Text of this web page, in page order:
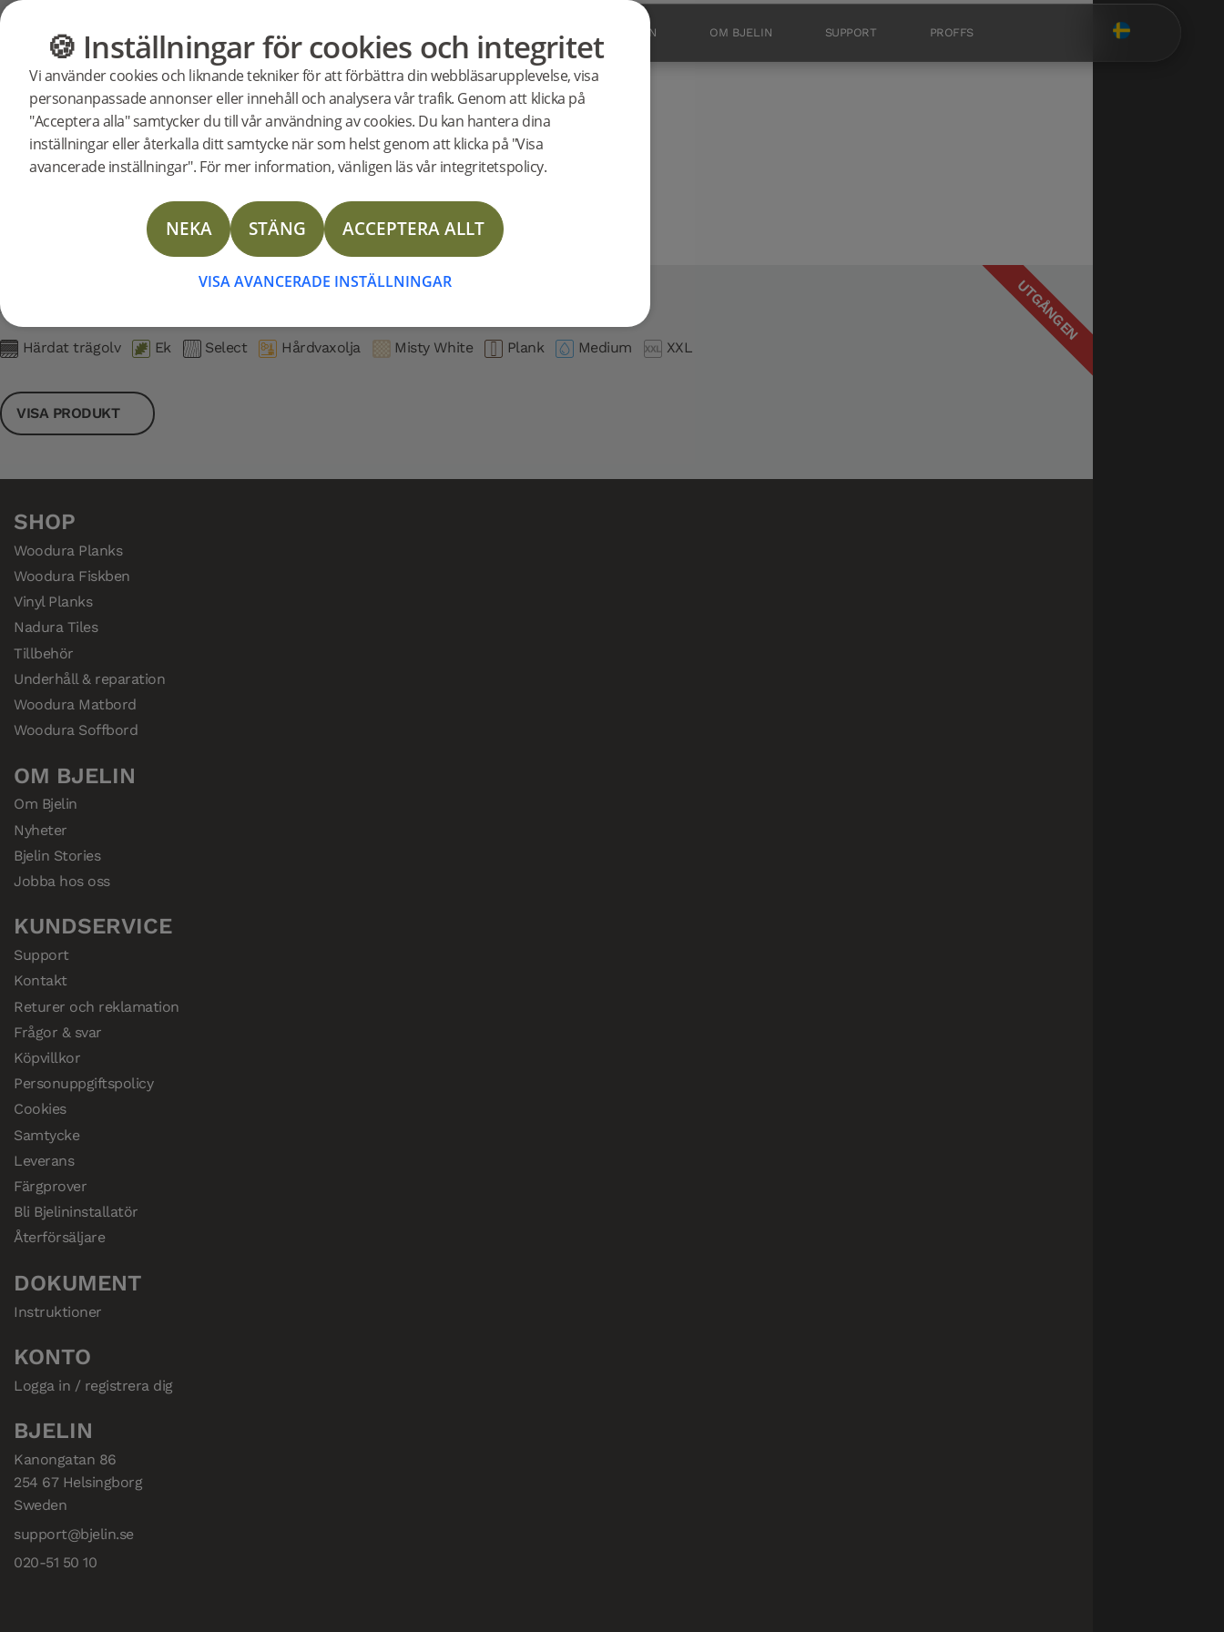
INSPIRATION OM BJELIN SUPPORT PROFFS
🍪 Inställningar för cookies och integritet
Vi använder cookies och liknande tekniker för att förbättra din webbläsarupplevelse, visa
personanpassade annonser eller innehåll och analysera vår trafik. Genom att klicka på
"Acceptera alla" samtycker du till vår användning av cookies. Du kan hantera dina
inställningar eller återkalla ditt samtycke när som helst genom att klicka på "Visa
avancerade inställningar". För mer information, vänligen läs vår integritetspolicy.
NEKA STÄNG ACCEPTERA ALLT
VISA AVANCERADE INSTÄLLNINGAR
Sök efter support för en specifik produkt
27122 Härdad ek SKARSHULT 2.0 UTGÅNGEN
Support för Härdad ek SKARSHULT 2.0
Läggningsanvisning
Skötselinstruktion
UTGÅNGEN
Härdad ek SKARSHULT 2.0
Artikelnummer: 27122
Härdat trägolv Ek Select Hårdvaxolja Misty White Plank Medium XXL
VISA PRODUKT
SHOP
Woodura Planks
Woodura Fiskben
Vinyl Planks
Nadura Tiles
Tillbehör
Underhåll & reparation
Woodura Matbord
Woodura Soffbord
OM BJELIN
Om Bjelin
Nyheter
Bjelin Stories
Jobba hos oss
KUNDSERVICE
Support
Kontakt
Returer och reklamation
Frågor & svar
Köpvillkor
Personuppgiftspolicy
Cookies
Samtycke
Leverans
Färgprover
Bli Bjelininstallatör
Återförsäljare
DOKUMENT
Instruktioner
KONTO
Logga in / registrera dig
BJELIN
Kanongatan 86
254 67 Helsingborg
Sweden
support@bjelin.se
020-51 50 10